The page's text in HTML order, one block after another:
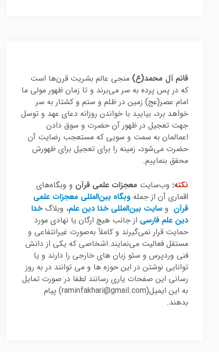
قائم آل محمد(ع) منجی عالم بشریت قرن‌ها است
که در پس پرده به سر می‌برند و تا زمان ظهور مولی ما
امام عصر(عج) زمین در ظلم و ستم و کشتار به سر
خواهد برد، بیایید با خواندن روزانه دعای عهد و توسل
جهت تعجیل در ظهور آن حضرت و سوق دادن
اعمالمان به سمت و سویی که مستعجب رضایت آن
حضرت می‌شود، زمینه را برای تعجیل برای ظهورش
محقق بنماییم.
نکته: وب‌سایت معجزات علمی قرآن و وبگاه‌های
اقماری آن از جمله وبگاه بین‌المللی معجزات علمی
قرآن و سایت بین‌المللی خدا دین علم، وبلاگ خدا
دین علم فارسی از جانب هیچ ارگان یا نهادی مورد
حمایت قرار نمی‌گیرند و کاملاً به‌صورت غیرانتفاعی و
مستقل فعالیت می‌نمایند.اشخاصی که یکی از دانش
فنی وردپرس و سئو زبان های خارجی را دارند و یا
توانایی نوشتن در این حوزه ها و می توانند در به روز
رسانی این صفحات یاری رسانند لطفا در صورت تمایل
به این ایمیل(raminfakhari@gmail.com) پیام
بدهند.